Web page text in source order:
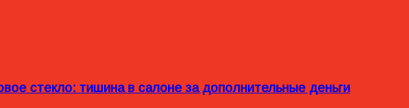
стекло: тишина в салоне за дополнительные деньги